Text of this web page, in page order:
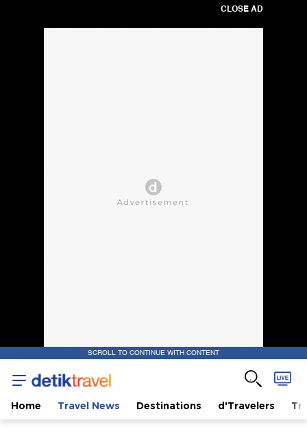
CLOSE AD
SCROLL TO CONTINUE WITH CONTENT
Home Travel News Destinations d'Travelers